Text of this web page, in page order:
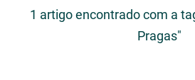
1 artigo encontrado com a
Pragas"